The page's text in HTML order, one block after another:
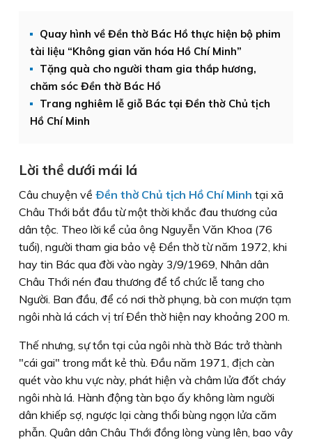
Quay hình về Đền thờ Bác Hồ thực hiện bộ phim
tài liệu “Không gian văn hóa Hồ Chí Minh”
Tặng quà cho người tham gia thắp hương,
chăm sóc Đền thờ Bác Hồ
Trang nghiêm lễ giỗ Bác tại Đền thờ Chủ tịch
Hồ Chí Minh
Lời thề dưới mái lá
Câu chuyện về Ðền thờ Chủ tịch Hồ Chí Minh tại xã
Châu Thới bắt đầu từ một thời khắc đau thương của
dân tộc. Theo lời kể của ông Nguyễn Văn Khoa (76
tuổi), người tham gia bảo vệ Ðền thờ từ năm 1972, khi
hay tin Bác qua đời vào ngày 3/9/1969, Nhân dân
Châu Thới nén đau thương để tổ chức lễ tang cho
Người. Ban đầu, để có nơi thờ phụng, bà con mượn tạm
ngôi nhà lá cách vị trí Ðền thờ hiện nay khoảng 200 m.
Thế nhưng, sự tồn tại của ngôi nhà thờ Bác trở thành
"cái gai" trong mắt kẻ thù. Ðầu năm 1971, địch càn
quét vào khu vực này, phát hiện và châm lửa đốt cháy
ngôi nhà lá. Hành động tàn bạo ấy không làm người
dân khiếp sợ, ngược lại càng thổi bùng ngọn lửa căm
phẫn. Quân dân Châu Thới đồng lòng vùng lên, bao vây